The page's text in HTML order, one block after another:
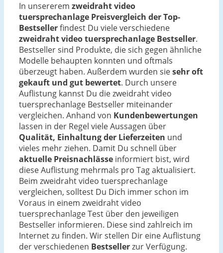
In unsererem zweidraht video
tuersprechanlage Preisvergleich der Top-
Bestsellerfindest Du viele verschiedene
zweidraht video tuersprechanlage Bestseller.
Bestseller sind Produkte, die sich gegen ähnliche
Modelle behaupten konnten und oftmals
überzeugt haben. Außerdem wurden siesehr oft
gekauft und gut bewertet. Durch unsere
Auflistung kannst Du die zweidraht video
tuersprechanlage Bestseller miteinander
vergleichen. Anhand von Kundenbewertungen
lassen in der Regel viele Aussagen über
Qualität, Einhaltung der Lieferzeiten und
vieles mehr ziehen. Damit Du schnell über
aktuelle Preisnachlässe informiert bist, wird
diese Auflistung mehrmals pro Tag aktualisiert.
Beim zweidraht video tuersprechanlage
vergleichen, solltest Du Dich immer schon im
Voraus in einem zweidraht video
tuersprechanlage Test über den jeweiligen
Bestseller informieren. Diese sind zahlreich im
Internet zu finden. Wir stellen Dir eine Auflistung
der verschiedenen Bestsellerzur Verfügung.